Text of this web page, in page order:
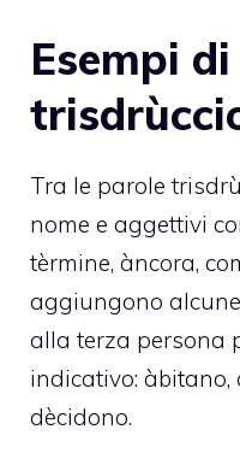
Esempi
Tra le parole
nome e aggettivi
tèrmine, àncora,
aggiungono
alla terza persona
indicativo: àbitano,
dècidono.